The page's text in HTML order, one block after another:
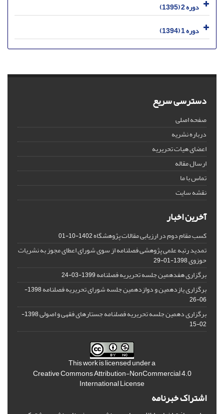
دوره 2 (1395)
دوره 1 (1394)
دسترسی سریع
صفحه اصلی
درباره نشریه
اعضای هیات تحریریه
ارسال مقاله
تماس با ما
نقشه سایت
آخرین اخبار
کسب مقام دوم در ارزیابی مقالات پژوهشگاه1402-10-01
تمدید رتبه علمی پژوهشی فصلنامه از سوی شورای اعطای مجوز به نشریات
حوزوی1398-01-29
برگزاری هفدهمین جلسه تحریریه فصلنامه1399-03-24
برگزاری یازدهمین و دوازدهمین جلسه شورای تحریریه فصلنامه
1398-
06-26
برگزاری دهمین جلسه تحریریه فصلنامه جستارهای فقهی و اصولی
1398-
02-15
This work is licensed under a
Creative Commons Attribution-NonCommercial 4.0
International License
اشتراک خبرنامه